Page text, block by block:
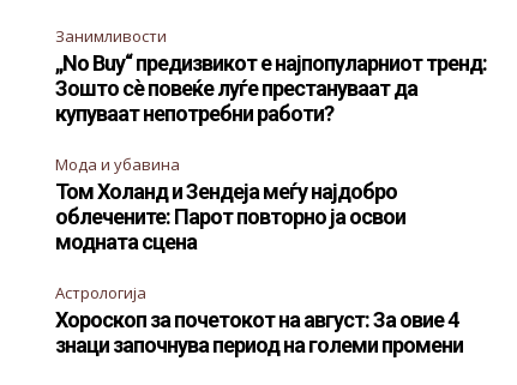
Занимливости
„No Buy“ предизвикот е најпопуларниот тренд:
Зошто сè повеќе луѓе престануваат да
купуваат непотребни работи?
Мода и убавина
Том Холанд и Зендеја меѓу најдобро
облечените: Парот повторно ја освои
модната сцена
Астрологија
Хороскоп за почетокот на август: За овие 4
знаци започнува период на големи промени